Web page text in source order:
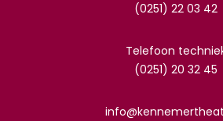
(0251) 22 03 42
Telefoon
(0251) 20 32 45